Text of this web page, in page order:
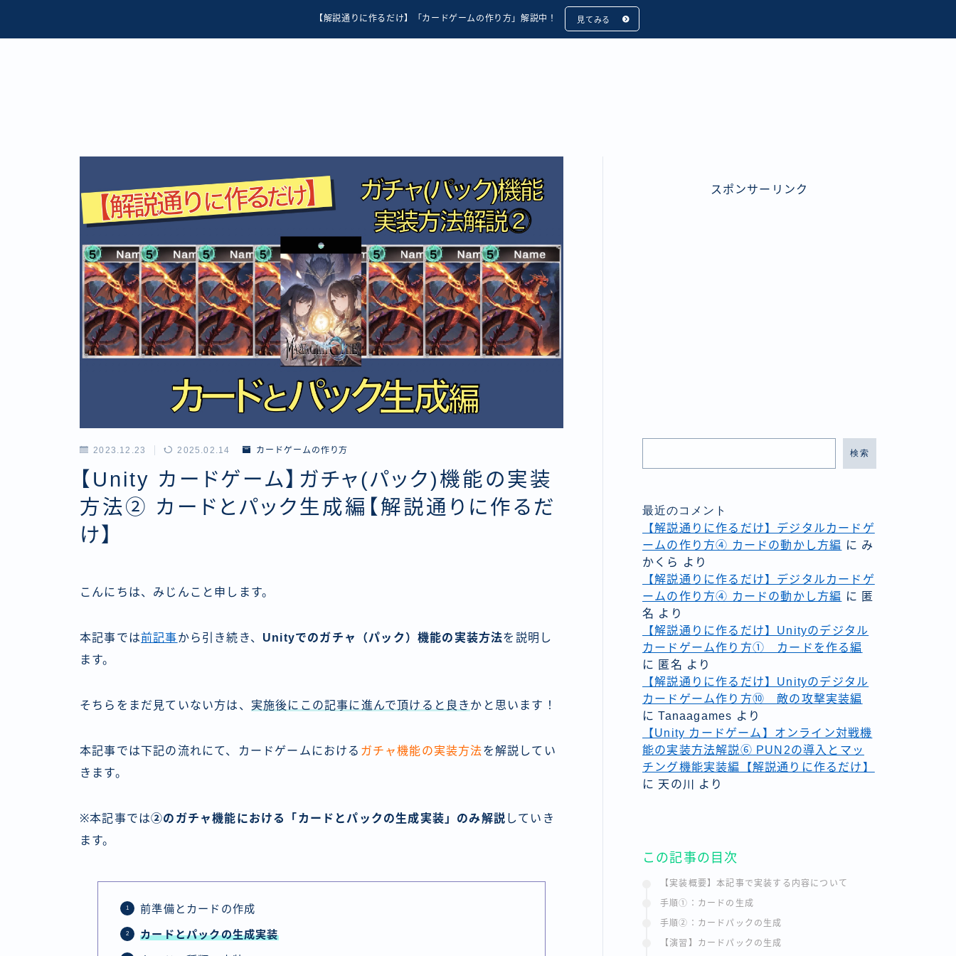
【解説通りに作るだけ】「カードゲームの作り方」解説中！ 見てみる
2023.12.23 2025.02.14 カードゲームの作り方
【Unity カードゲーム】ガチャ(パック)機能の実装
方法② カードとパック生成編【解説通りに作るだ
け】
こんにちは、みじんこと申します。
本記事では前記事から引き続き、 Unityでのガチャ（パック）機能の実装方法を説明し
ます。
そちらをまだ見ていない方は、 実施後にこの記事に進んで頂けると良き かと思います！
本記事では下記の流れにて、カードゲームにおける ガチャ機能の実装方法を解説してい
きます。
※本記事では②のガチャ機能における「カードとパックの生成実装」のみ解説 していき
ます。
前準備とカードの作成
カードとパックの生成実装
スポンサーリンク
検索
最近のコメント
【解説通りに作るだけ】デジタルカードゲ
ームの作り方④ カードの動かし方編 に み
かくら
より
【解説通りに作るだけ】デジタルカードゲ
ームの作り方④ カードの動かし方編 に 匿
名 より
【解説通りに作るだけ】Unityのデジタル
カードゲーム作り方① カードを作る編
に 匿名 より
【解説通りに作るだけ】Unityのデジタル
カードゲーム作り方⑩ 敵の攻撃実装編
にTanaagames より
【Unity カードゲーム】オンライン対戦機
能の実装方法解説⑥ PUN2の導入とマッ
チング機能実装編【解説通りに作るだけ】
に 天の川 より
この記事の目次
【実装概要】本記事で実装する内容について
手順①：カードの生成
手順②：カードパックの生成
【演習】カードパックの生成